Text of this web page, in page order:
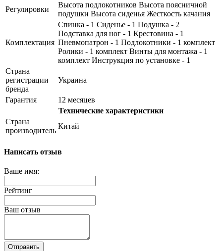
Регулировки
Высота подлокотников Высота поясничной
подушки Высота сиденья Жесткость качания
Комплектация
Спинка - 1 Сиденье - 1 Подушка - 2
Подставка для ног - 1 Крестовина - 1
Пневмопатрон - 1 Подлокотники - 1 комплект
Ролики - 1 комплект Винты для монтажа - 1
комплект Инструкция по установке - 1
Страна
регистрации
бренда
Украина
Гарантия
12 месяцев
Технические характеристики
Страна
производитель
Китай
Написать отзыв
Ваше имя:
Рейтинг
Ваш отзыв
Отправить